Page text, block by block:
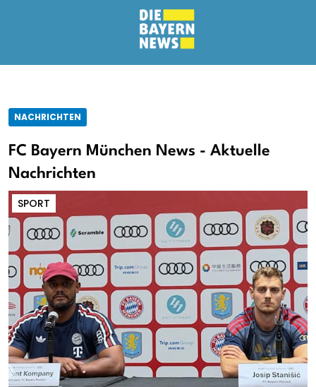
NACHRICHTEN
FC Bayern München News - Aktuelle
Nachrichten
SPORT